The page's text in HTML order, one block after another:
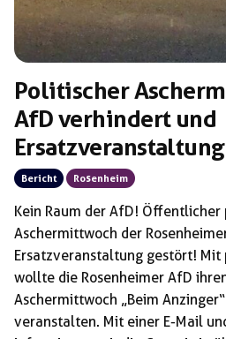
Politischer
AfD verhindert und
Bericht Rosenheim
Kein Raum der AfD!
Aschermittwoch der
Ersatzveranstaltung gestört! Mit
wollte die Rosenheimer AfD
Aschermittwoch „Beim
veranstalten. Mit einer E-Mail